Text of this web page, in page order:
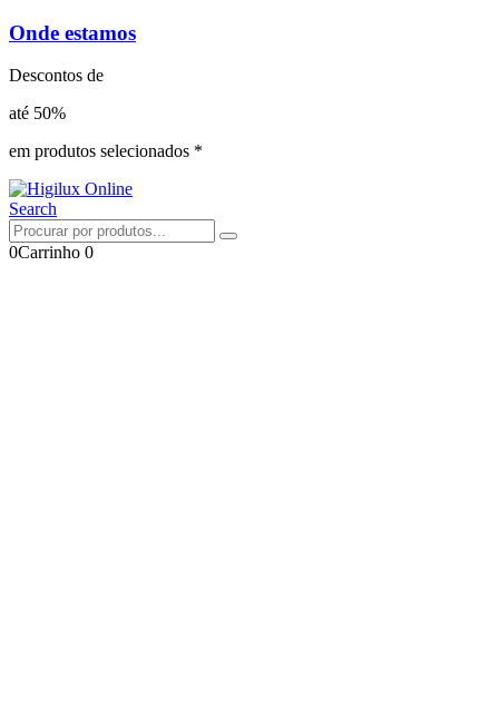
Onde estamos
Descontos de
até 50%
em produtos selecionados *
Search
0Carrinho 0